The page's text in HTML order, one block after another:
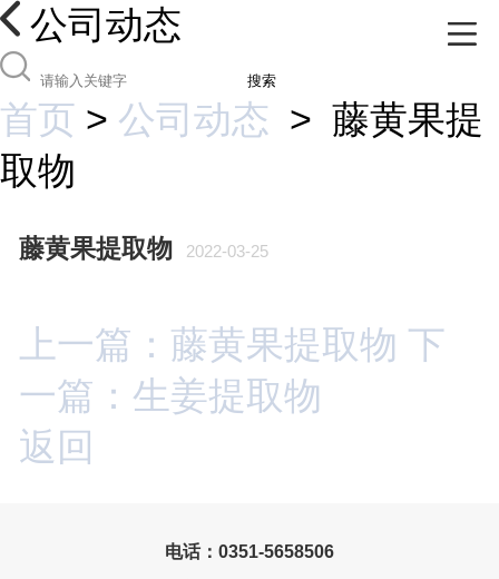
公司动态
搜索
首页 > 公司动态 > 藤黄果提
取物
藤黄果提取物 2022-03-25
上一篇：藤黄果提取物 下
一篇：生姜提取物
返回
电话：0351-5658506